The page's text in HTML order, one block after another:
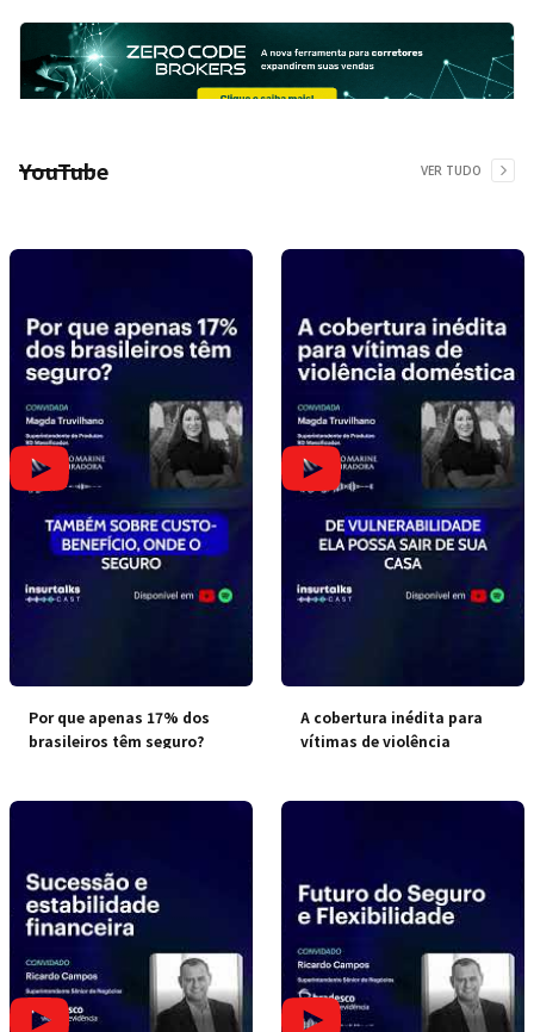
YouTube VER TUDO
Por que apenas 17% dos
brasileiros têm seguro?
A cobertura inédita para
vítimas de violência